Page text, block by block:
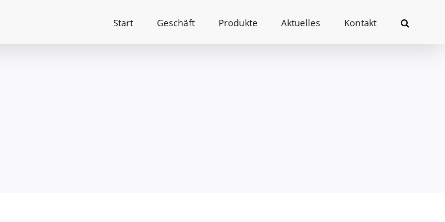
Start Geschäft Produkte Aktuelles Kontakt